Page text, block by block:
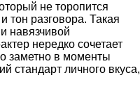
не торопится
тон разговора. Такая
навязчивой
нередко сочетает
заметно в моменты
стандарт личного вкуса,